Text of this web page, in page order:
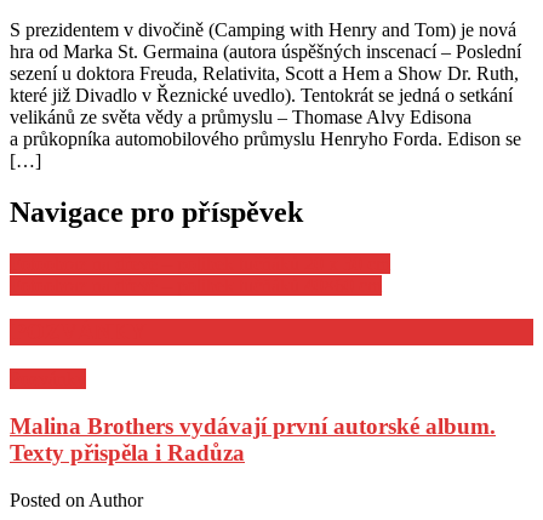
S prezidentem v divočině (Camping with Henry and Tom) je nová
hra od Marka St. Germaina (autora úspěšných inscenací – Poslední
sezení u doktora Freuda, Relativita, Scott a Hem a Show Dr. Ruth,
které již Divadlo v Řeznické uvedlo). Tentokrát se jedná o setkání
velikánů ze světa vědy a průmyslu – Thomase Alvy Edisona
a průkopníka automobilového průmyslu Henryho Forda. Edison se
[…]
Navigace pro příspěvek
Malina Brothers vydávají první autorské album.
Texty přispěla i Radůza
Posted on Author